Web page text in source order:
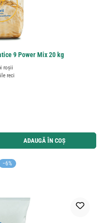
9 Power Mix 20 kg
roșii
reci
−6%
utilizați butoanele pentru a mări sau micșora
ADAUGĂ ÎN COȘ